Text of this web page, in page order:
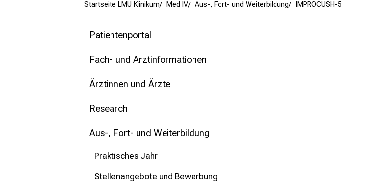
Startseite LMU Klinikum Med IV Aus-, Fort- und Weiterbildung IMPROCUSH-5
Patientenportal
Fach- und Arztinformationen
Ärztinnen und Ärzte
Research
Aus-, Fort- und Weiterbildung
Praktisches Jahr
Stellenangebote und Bewerbung
begeistern – ganz
ohne Anmeldung.
mehr Informationen